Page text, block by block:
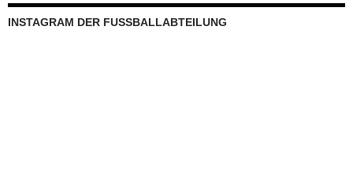
INSTAGRAM DER FUSSBALLABTEILUNG